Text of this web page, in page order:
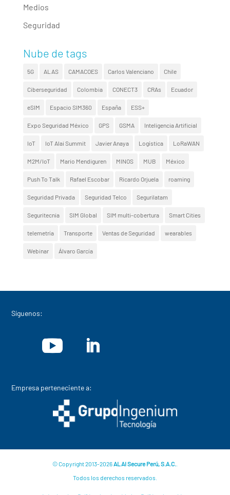
Medios
Seguridad
Nube de tags
5G ALAS CAMACOES Carlos Valenciano Chile
Ciberseguridad Colombia CONECT3 CRAs Ecuador
eSIM Espacio SIM360 España ESS+
Expo Seguridad México GPS GSMA Inteligencia Artificial
IoT IoT Alai Summit Javier Anaya Logística LoRaWAN
M2M/IoT Mario Mendiguren MINOS MUB México
Push To Talk Rafael Escobar Ricardo Orjuela roaming
Seguridad Privada Seguridad Telco Segurilatam
Seguritecnia SIM Global SIM multi-cobertura Smart Cities
telemetría Transporte Ventas de Seguridad wearables
Webinar Álvaro García
Síguenos:
Empresa perteneciente a:
© Copyright 2013-2026ALAI Secure Perú, S.A.C.
Todos los derechos reservados.